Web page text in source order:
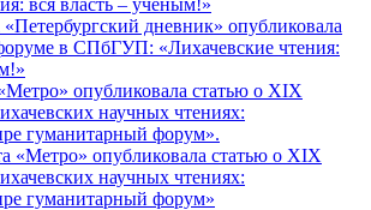
«Петербургский дневник» опубликовала
в СПбГУП: «Лихачевские чтения:
«Метро» опубликовала статью о XIX
научных чтениях:
гуманитарный форум»